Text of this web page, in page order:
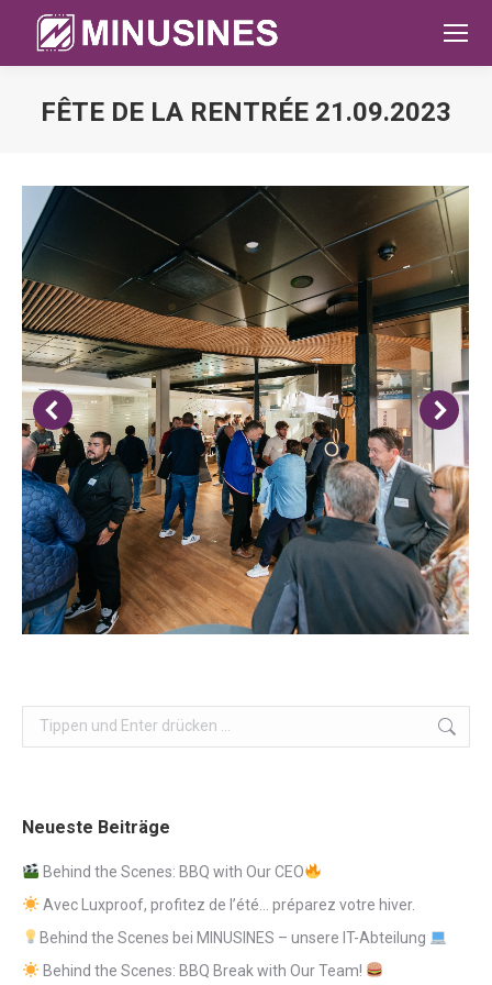
FÊTE DE LA RENTRÉE 21.09.2023
Search:
Neueste Beiträge
Behind the Scenes: BBQ with Our CEO
Avec Luxproof, profitez de l’été… préparez votre hiver.
Behind the Scenes bei MINUSINES – unsere IT-Abteilung
Behind the Scenes: BBQ Break with Our Team!